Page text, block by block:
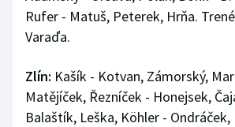
Rufer - Matuš, Peterek, Hrňa.
Varaďa.
Zlín: Kašík - Kotvan, Zámorský,
Matějíček, Řezníček - Honejsek,
Balaštík, Leška, Köhler - Ondráček,